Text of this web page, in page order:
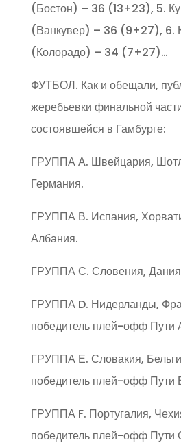
(Бостон) – 36 (13+23), 5.
(Ванкувер) – 36 (9+27), 6.
(Колорадо) – 34 (7+27)…
ФУТБОЛ. Как и обещали,
жеребьевки финальной
состоявшейся в Гамбурге:
ГРУППА А. Швейцария,
Германия.
ГРУППА В. Испания,
Албания.
ГРУППА С. Словения,
ГРУППА D. Нидерланды,
победитель плей-офф Пути
ГРУППА Е. Словакия,
победитель плей-офф Пути
ГРУППА F. Португалия,
победитель плей-офф Пути